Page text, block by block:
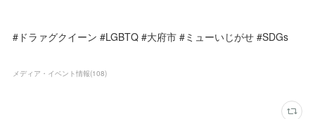
#ドラァグクイーン #LGBTQ #大府市 #ミューいじがせ #SDGs
メディア・イベント情報(108)